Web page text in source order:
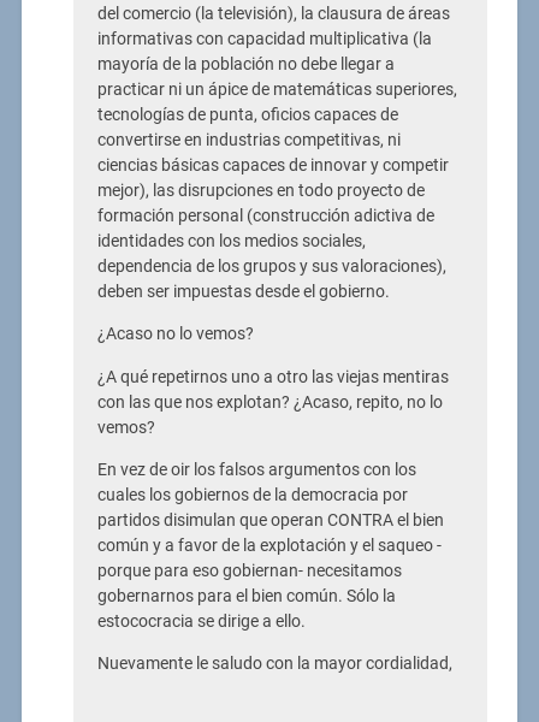
del comercio (la televisión), la clausura de áreas
informativas con capacidad multiplicativa (la
mayoría de la población no debe llegar a
practicar ni un ápice de matemáticas superiores,
tecnologías de punta, oficios capaces de
convertirse en industrias competitivas, ni
ciencias básicas capaces de innovar y competir
mejor), las disrupciones en todo proyecto de
formación personal (construcción adictiva de
identidades con los medios sociales,
dependencia de los grupos y sus valoraciones),
deben ser impuestas desde el gobierno.
¿Acaso no lo vemos?
¿A qué repetirnos uno a otro las viejas mentiras
con las que nos explotan? ¿Acaso, repito, no lo
vemos?
En vez de oir los falsos argumentos con los
cuales los gobiernos de la democracia por
partidos disimulan que operan CONTRA el bien
común y a favor de la explotación y el saqueo -
porque para eso gobiernan- necesitamos
gobernarnos para el bien común. Sólo la
estococracia se dirige a ello.
Nuevamente le saludo con la mayor cordialidad,